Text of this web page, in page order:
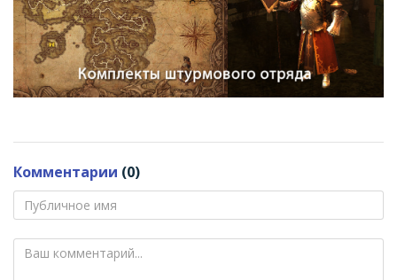
Комментарии (0)